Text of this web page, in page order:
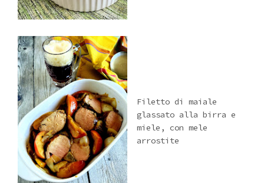
Filetto di maiale
glassato alla birra e
miele, con mele
arrostite